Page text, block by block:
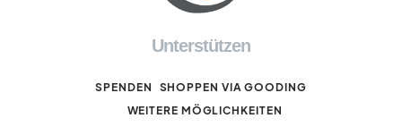
Unterstützen
SPENDEN
SHOPPEN VIA GOODING
WEITERE MÖGLICHKEITEN